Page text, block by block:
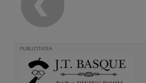
PUBLIZITATEA